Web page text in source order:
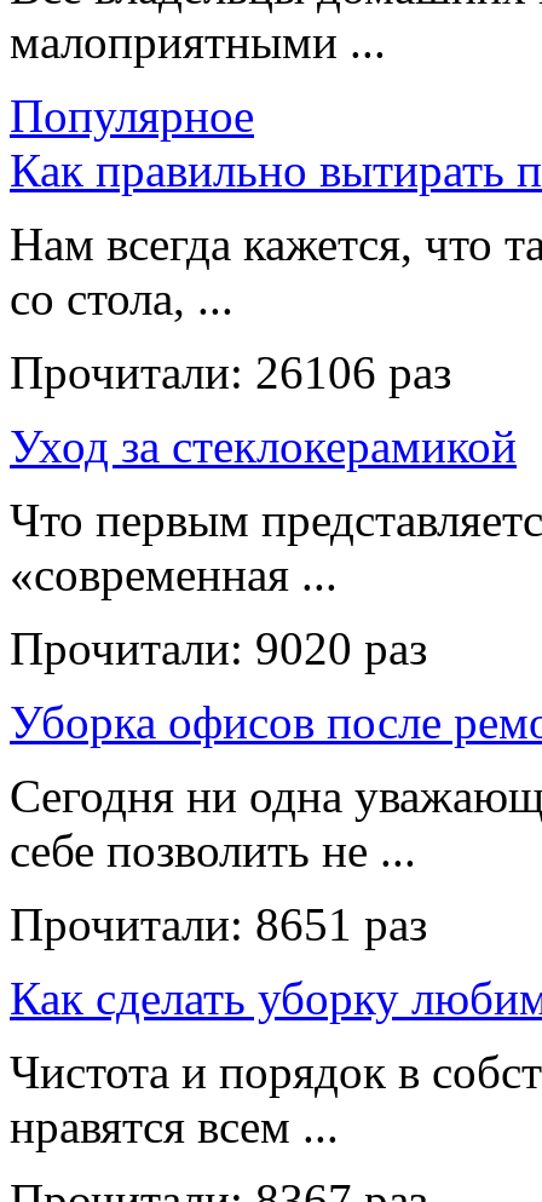
малоприятными ...
Популярное
Как правильно вытирать
Нам всегда кажется, что
со стола, ...
Прочитали: 26106 раз
Уход за стеклокерамикой
Что первым
«современная ...
Прочитали: 9020 раз
Уборка офисов после
Сегодня ни одна
себе позволить не ...
Прочитали: 8651 раз
Как сделать уборку
Чистота и порядок в
нравятся всем ...